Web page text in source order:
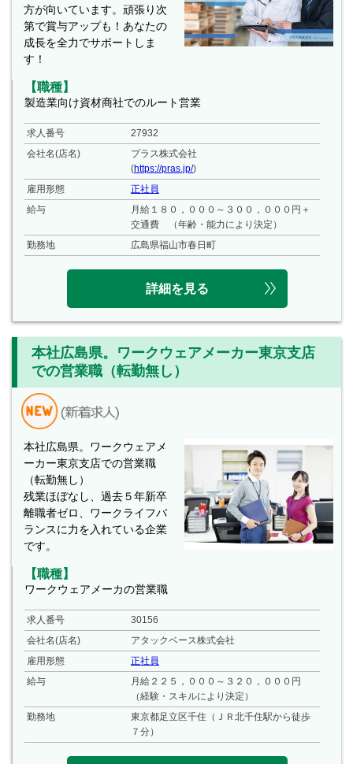
方が向いています。頑張り次
第で賞与アップも！あなたの
成長を全力でサポートしま
す！
【職種】
製造業向け資材商社でのルート営業
求人番号
27932
会社名(店名)
プラス株式会社
(https://pras.jp/)
雇用形態
正社員
給与
月給１８０，０００～３００，０００円＋
交通費 （年齢・能力により決定）
勤務地
広島県福山市春日町
詳細を見る
本社広島県。ワークウェアメーカー東京支店
での営業職（転勤無し）
本社広島県。ワークウェアメ
ーカー東京支店での営業職
（転勤無し）
残業ほぼなし、過去５年新卒
離職者ゼロ、ワークライフバ
ランスに力を入れている企業
です。
【職種】
ワークウェアメーカの営業職
求人番号
30156
会社名(店名)
アタックベース株式会社
雇用形態
正社員
給与
月給２２５，０００～３２０，０００円
（経験・スキルにより決定）
勤務地
東京都足立区千住（ＪＲ北千住駅から徒歩
７分）